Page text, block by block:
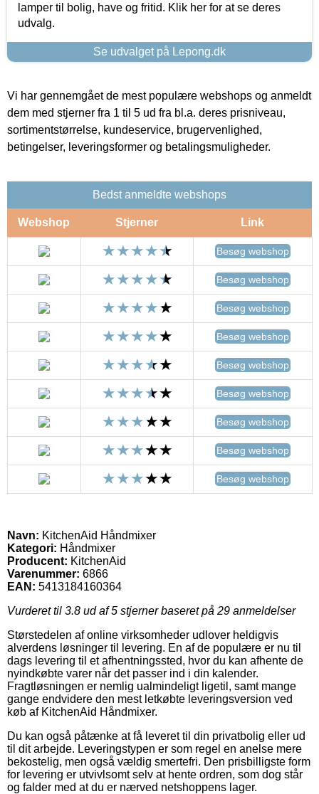
lamper til bolig, have og fritid. Klik her for at se deres
udvalg.
Se udvalget på Lepong.dk
Vi har gennemgået de mest populære webshops og anmeldt
dem med stjerner fra 1 til 5 ud fra bl.a. deres prisniveau,
sortimentstørrelse, kundeservice, brugervenlighed,
betingelser, leveringsformer og betalingsmuligheder.
Bedst anmeldte webshops
Webshop Stjerner Link
Besøg webshop
Besøg webshop
Besøg webshop
Besøg webshop
Besøg webshop
Besøg webshop
Besøg webshop
Besøg webshop
Besøg webshop
Navn: KitchenAid Håndmixer
Kategori: Håndmixer
Producent: KitchenAid
Varenummer: 6866
EAN: 5413184160364
Vurderet til 3.8 ud af 5 stjerner baseret på 29 anmeldelser
Størstedelen af online virksomheder udlover heldigvis
alverdens løsninger til levering. En af de populære er nu til
dags levering til et afhentningssted, hvor du kan afhente de
nyindkøbte varer når det passer ind i din kalender.
Fragtløsningen er nemlig ualmindeligt ligetil, samt mange
gange endvidere den mest letkøbte leveringsversion ved
køb af KitchenAid Håndmixer.
Du kan også påtænke at få leveret til din privatbolig eller ud
til dit arbejde. Leveringstypen er som regel en anelse mere
bekostelig, men også vældig smertefri. Den prisbilligste form
for levering er utvivlsomt selv at hente ordren, som dog står
og falder med at du er nærved netshoppens lager.